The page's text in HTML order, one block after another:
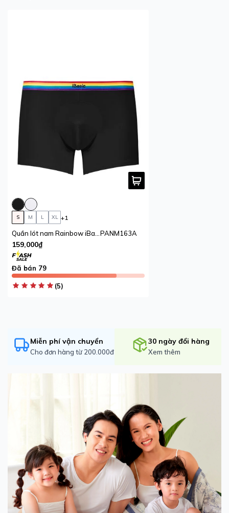
S M L XL +1
PANM163A
159,000₫
(5)
Đã bán 79
Miễn phí vận chuyển
Cho đơn hàng từ 200.000đ
30 ngày đổi hàng
Xem thêm